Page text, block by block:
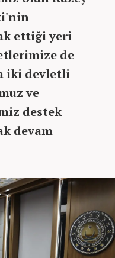
ettiği yeri
de
iki devletli
ve
destek
devam